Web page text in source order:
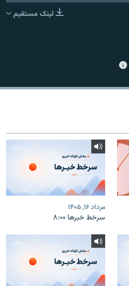
لینک مستقیم
مرداد ۱۶, ۱۴۰۵
سرخط خبرها ۸:۰۰